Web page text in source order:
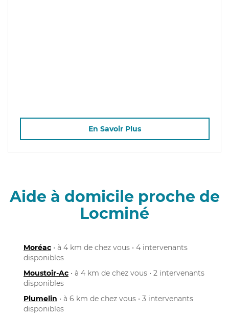
En Savoir Plus
Aide à domicile proche de
Locminé
Moréac • à 4 km de chez vous • 4 intervenants
disponibles
Moustoir-Ac • à 4 km de chez vous • 2 intervenants
disponibles
Plumelin • à 6 km de chez vous • 3 intervenants
disponibles